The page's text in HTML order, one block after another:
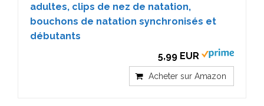
adultes, clips de nez de natation,
bouchons de natation synchronisés et
débutants
5,99 EUR
Acheter sur Amazon